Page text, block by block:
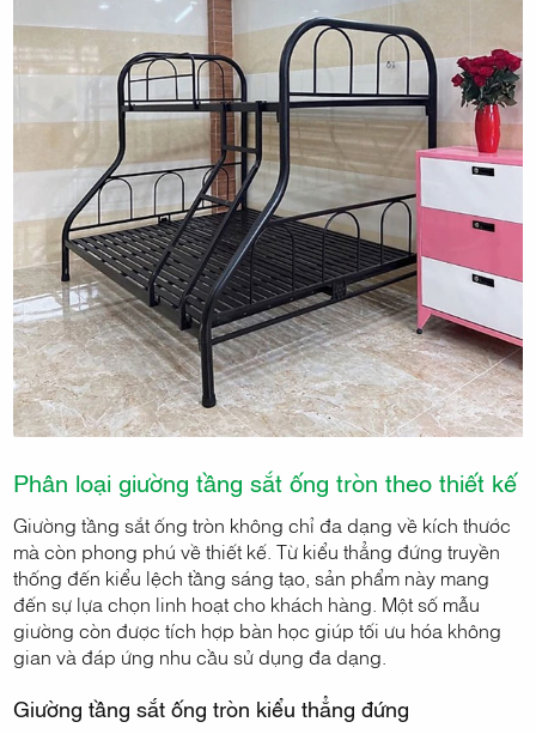
Phân loại giường tầng sắt ống tròn theo thiết kế
Giường tầng sắt ống tròn không chỉ đa dạng về kích thước
mà còn phong phú về thiết kế. Từ kiểu thẳng đứng truyền
thống đến kiểu lệch tầng sáng tạo, sản phẩm này mang
đến sự lựa chọn linh hoạt cho khách hàng. Một số mẫu
giường còn được tích hợp bàn học giúp tối ưu hóa không
gian và đáp ứng nhu cầu sử dụng đa dạng.
Giường tầng sắt ống tròn kiểu thẳng đứng